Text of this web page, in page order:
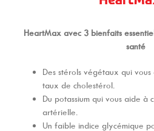
HeartMax avec 3 bienfaits
santé
Des stérols végétaux qui
taux de cholestérol.
Du potassium qui vous aide à
artérielle.
Un faible indice glycémique